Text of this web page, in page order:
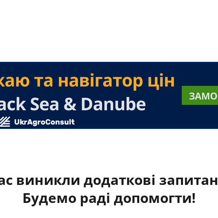
виникли додаткові
Будемо раді допомогти!